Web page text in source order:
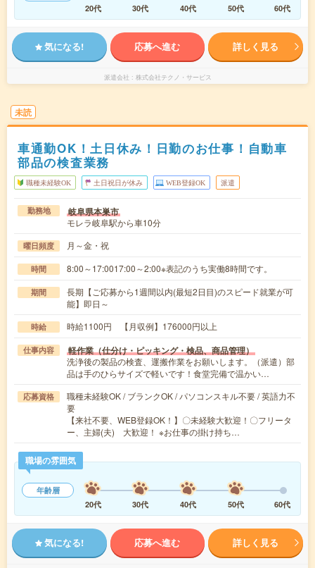
20代 30代 40代 50代 60代
気になる! 応募へ進む 詳しく見る
派遣会社 株式会社テクノ・サービス
未読
車通勤OK！土日休み！日勤のお仕事！自動車
部品の検査業務
職種未経験OK 土日祝日が休み WEB登録OK 派遣
勤務地 岐阜県本巣市
モレラ岐阜駅から車10分
曜日頻度 月～金・祝
時間 8:00～17:0017:00～2:00※表記のうち実働8時間です。
期間
長期【ご応募から1週間以内(最短2日目)のスピード就業が可
能】即日～
時給 時給1100円 【月収例】176000円以上
仕事内容 軽作業（仕分け・ピッキング・検品、商品管理）
洗浄後の製品の検査、運搬作業をお願いします。（派遣）部
品は手のひらサイズで軽いです！食堂完備で温かい…
応募資格
職種未経験OK / ブランクOK / パソコンスキル不要 / 英語力不
要
【来社不要、WEB登録OK！】〇未経験大歓迎！〇フリータ
ー、主婦(夫) 大歓迎！ ※お仕事の掛け持ち…
職場の雰囲気
年齢層
20代
30代 40代 50代 60代
気になる! 応募へ進む 詳しく見る